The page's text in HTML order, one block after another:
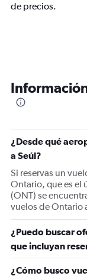
de precios.
¿Desde qué
a Seúl?
Si reservas un
Ontario, que es el
(ONT) se
vuelos de Ontario
¿Puedo buscar
que incluyan
¿Cómo busco